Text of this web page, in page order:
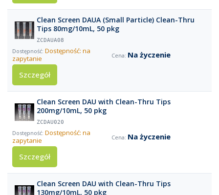
Clean Screen DAUA (Small Particle) Clean-Thru
Tips 80mg/10mL, 50 pkg
ZCDAUA08
Dostępność: na
zapytanie
Na życzenie
Szczegół
Clean Screen DAU with Clean-Thru Tips
200mg/10mL, 50 pkg
ZCDAU020
Dostępność: na
zapytanie
Na życzenie
Szczegół
Clean Screen DAU with Clean-Thru Tips
130mg/10mL, 50 pkg